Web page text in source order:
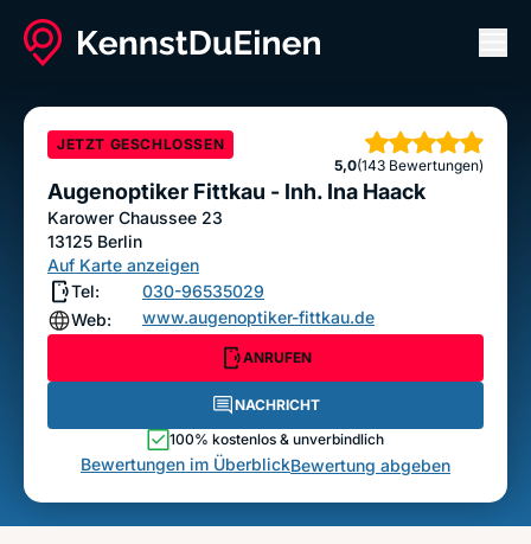
Augenoptiker Fittkau - Inh. Ina Haack
ANRUFEN NACHRICHT
Bewertung abgeben
JETZT GESCHLOSSEN
5,0
Sterne(143 Bewertungen)
Augenoptiker Fittkau - Inh. Ina Haack
Karower Chaussee 23
13125 Berlin
Auf Karte anzeigen
Tel:
030-96535029
Web:
www.augenoptiker-fittkau.de
ANRUFEN
NACHRICHT
100% kostenlos & unverbindlich
Bewertungen im ÜberblickBewertung abgeben